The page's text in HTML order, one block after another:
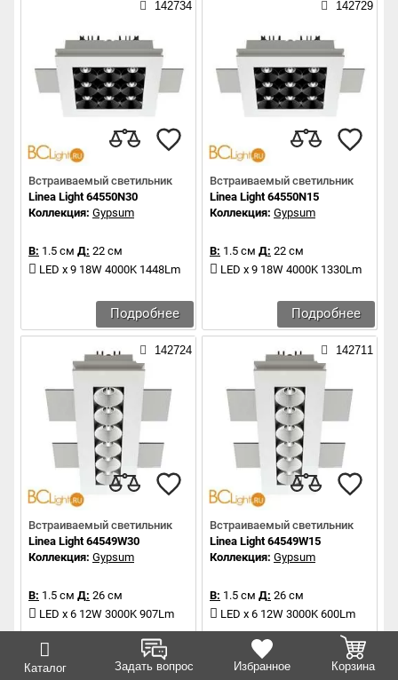
Каталог Задать вопрос Избранное Корзина
142734
Встраиваемый светильник
Linea Light 64550N30
Коллекция: Gypsum
В: 1.5 см Д: 22 см
LED x 9 18W 4000K 1448Lm
Подробнее
142729
Встраиваемый светильник
Linea Light 64550N15
Коллекция: Gypsum
В: 1.5 см Д: 22 см
LED x 9 18W 4000K 1330Lm
Подробнее
142724
Встраиваемый светильник
Linea Light 64549W30
Коллекция: Gypsum
В: 1.5 см Д: 26 см
LED x 6 12W 3000K 907Lm
Подробнее
142711
Встраиваемый светильник
Linea Light 64549W15
Коллекция: Gypsum
В: 1.5 см Д: 26 см
LED x 6 12W 3000K 600Lm
Подробнее